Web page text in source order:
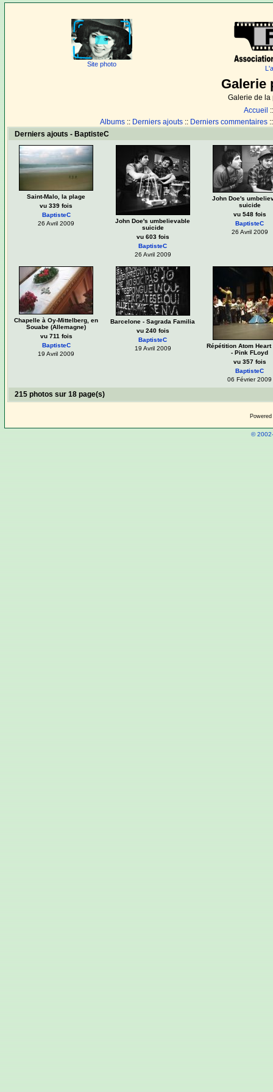
Site photo
Galerie
Galerie de la
Accueil
Albums :: Derniers ajouts :: Derniers commentaires
Derniers ajouts - BaptisteC
Saint-Malo, la plage
vu 339 fois
BaptisteC
26 Avril 2009
John Doe's umbelievable
suicide
vu 603 fois
BaptisteC
26 Avril 2009
John Doe's
suicide
vu 548 fois
BaptisteC
26 Avril 2009
Chapelle à Oy-Mittelberg, en
Souabe (Allemagne)
vu 711 fois
BaptisteC
19 Avril 2009
Barcelone - Sagrada Familia
vu 240 fois
BaptisteC
19 Avril 2009
Répétition Atom Heart
- Pink FLoyd
vu 357 fois
BaptisteC
06 Février 2009
215 photos sur 18 page(s)
©